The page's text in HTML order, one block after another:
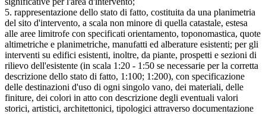
5. rappresentazione dello stato di fatto, costituita da una planimetria
del sito d'intervento, a scala non minore di quella catastale, estesa
alle aree limitrofe con specificati orientamento, toponomastica, quote
altimetriche e planimetriche, manufatti ed alberature esistenti; per gli
interventi su edifici esistenti, inoltre, da piante, prospetti e sezioni di
rilievo dell'esistente (in scala 1:20 - 1:50 se necessarie per la corretta
descrizione dello stato di fatto, 1:100; 1:200), con specificazione
delle destinazioni d'uso di ogni singolo vano, dei materiali, delle
finiture, dei colori in atto con descrizione degli eventuali valori
storici, artistici, architettonici, tipologici attraverso documentazione